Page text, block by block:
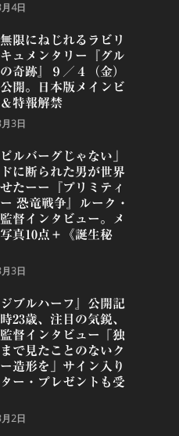
4日
限にねじれるラビリ
ュメンタリー『グル
奇跡』９／４（金）
開。日本版メインビ
特報解禁
3日
ルバーグじゃない」
に断られた男が世界
たーー『プリミティ
恐⻯戦争』ルーク・
督インタビュー。メ
真10点＋《誕⽣秘
3日
ジブルハーフ』公開記
23歳、注目の気鋭、
督インタビュー「独
で見たことのないク
造形を」サイン入り
ー・プレゼントも受
2日